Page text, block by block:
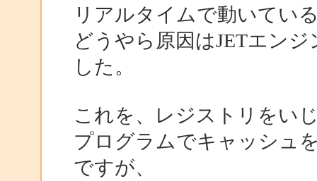
リアルタイムで動いてい
どうやら原因はJETエン
した。
これを、レジストリをい
プログラムでキャッシュ
ですが、